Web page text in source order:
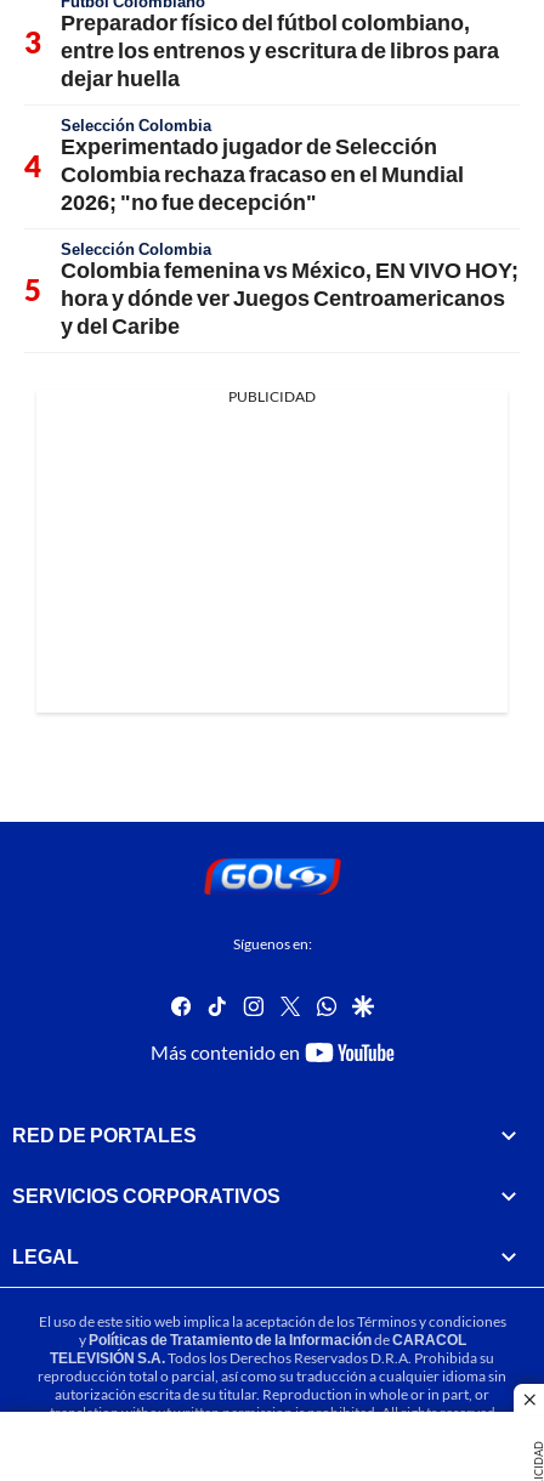
Preparador físico del fútbol colombiano,
entre los entrenos y escritura de libros para
dejar huella
Selección Colombia
Experimentado jugador de Selección
Colombia rechaza fracaso en el Mundial
2026; "no fue decepción"
Selección Colombia
Colombia femenina vs México, EN VIVO HOY;
hora y dónde ver Juegos Centroamericanos
y del Caribe
PUBLICIDAD
Síguenos en:
facebook
tiktok instagram
twitterwhatsapp
google
Más contenido en
youtube-
RED DE PORTALES
SERVICIOS CORPORATIVOS
LEGAL
El uso de este sitio web implica la aceptación de losTérminos y condiciones
yPolíticas de Tratamiento de la InformacióndeCARACOL
TELEVISIÓN S.A.Todos los Derechos Reservados D.R.A. Prohibida su
reproducción total o parcial, así como su traducción a cualquier idioma sin
autorización escrita de su titular. Reproduction in whole or in part, or
translation without written permission is prohibited. All rights reserved